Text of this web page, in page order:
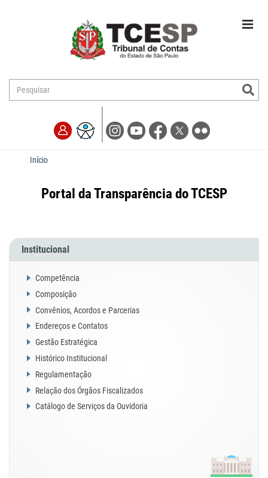
Início
Portal da Transparência do TCESP
Institucional
Competência
Composição
Convênios, Acordos e Parcerias
Endereços e Contatos
Gestão Estratégica
Histórico Institucional
Regulamentação
Relação dos Órgãos Fiscalizados
Catálogo de Serviços da Ouvidoria